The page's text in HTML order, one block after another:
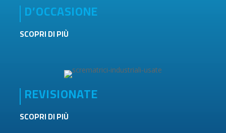
D’OCCASIONE
SCOPRI DI PIÙ
REVISIONATE
SCOPRI DI PIÙ